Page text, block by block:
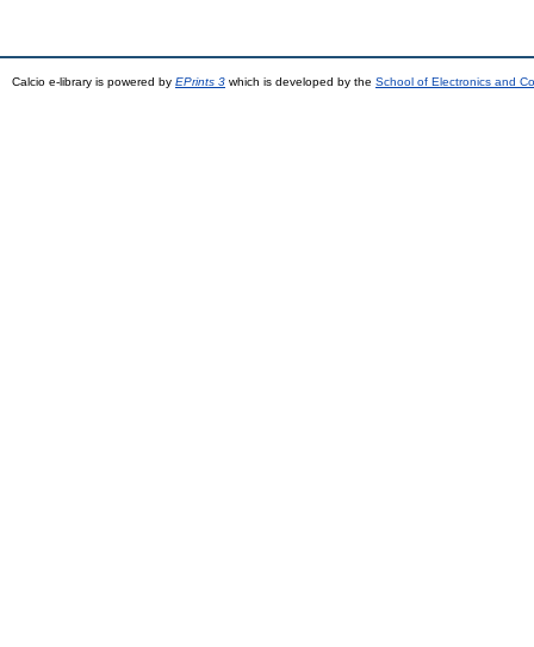
Calcio e-library is powered by EPrints 3 which is developed by the School of Electronics and